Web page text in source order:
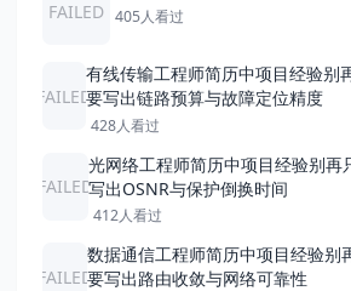
FAILED 405人看过
FAILED
有线传输工程师简历中项目经验别
要写出链路预算与故障定位精度
428人看过
FAILED
光网络工程师简历中项目经验别再
写出OSNR与保护倒换时间
412人看过
FAILED
数据通信工程师简历中项目经验别
要写出路由收敛与网络可靠性